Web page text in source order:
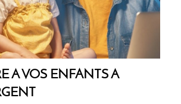
À VOS ENFANTS À